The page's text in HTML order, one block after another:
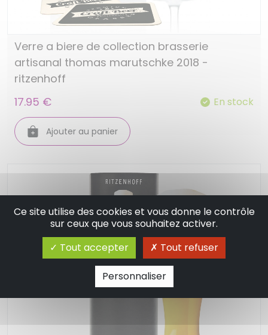
Verre a biere de collection brasserie
artisanal thomas marutschke 2018 -
ritzenhoff
17.95 €
En stock
Ajouter au panier
Ce site utilise des cookies et vous donne le contrôle
sur ceux que vous souhaitez activer.
Tout accepter
Tout refuser
Personnaliser